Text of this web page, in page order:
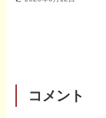
コメント